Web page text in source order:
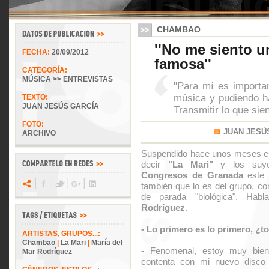
FECHA: 20/09/2012
CATEGORÍA:
MÚSICA >> ENTREVISTAS
TEXTO:
JUAN JESÚS GARCÍA
FOTO:
ARCHIVO
ARTISTAS, GRUPOS...:
Chambao
La Mari
María del
Mar Rodríguez
CHAMBAO
''No me siento
famosa''
"Para mí es
música y pudiendo
Transmitir lo que
JUAN
Suspendido hace unos meses
decir "La Mari" y los
Congresos de Granadaeste
también que lo es del grupo,
de parada "biológica".
Rodríguez.
- Lo primero es lo primero,
- Fenomenal, estoy muy
contenta con mi nuevo